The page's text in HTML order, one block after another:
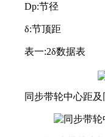
Dp:节径
δ:节顶距
表一:2δ数据表
同步带轮中心距